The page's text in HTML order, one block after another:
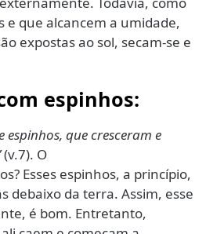
e que alcancem a umidade,
expostas ao sol, secam-se e
espinhos:
que cresceram e
(v.7). O
Esses espinhos, a princípio,
debaixo da terra. Assim, esse
é bom. Entretanto,